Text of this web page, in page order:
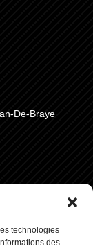
technologies
des
De-Braye